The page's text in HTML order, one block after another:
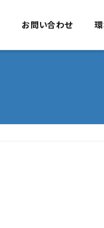
お問い合わせ